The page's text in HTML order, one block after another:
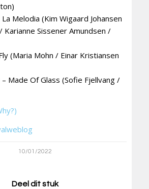
Melodia (Kim Wigaard Johansen
Sissener Amundsen /
(Maria Mohn / Einar Kristiansen
Made Of Glass (Sofie Fjellvang /
10/01/2022
Deel dit stuk